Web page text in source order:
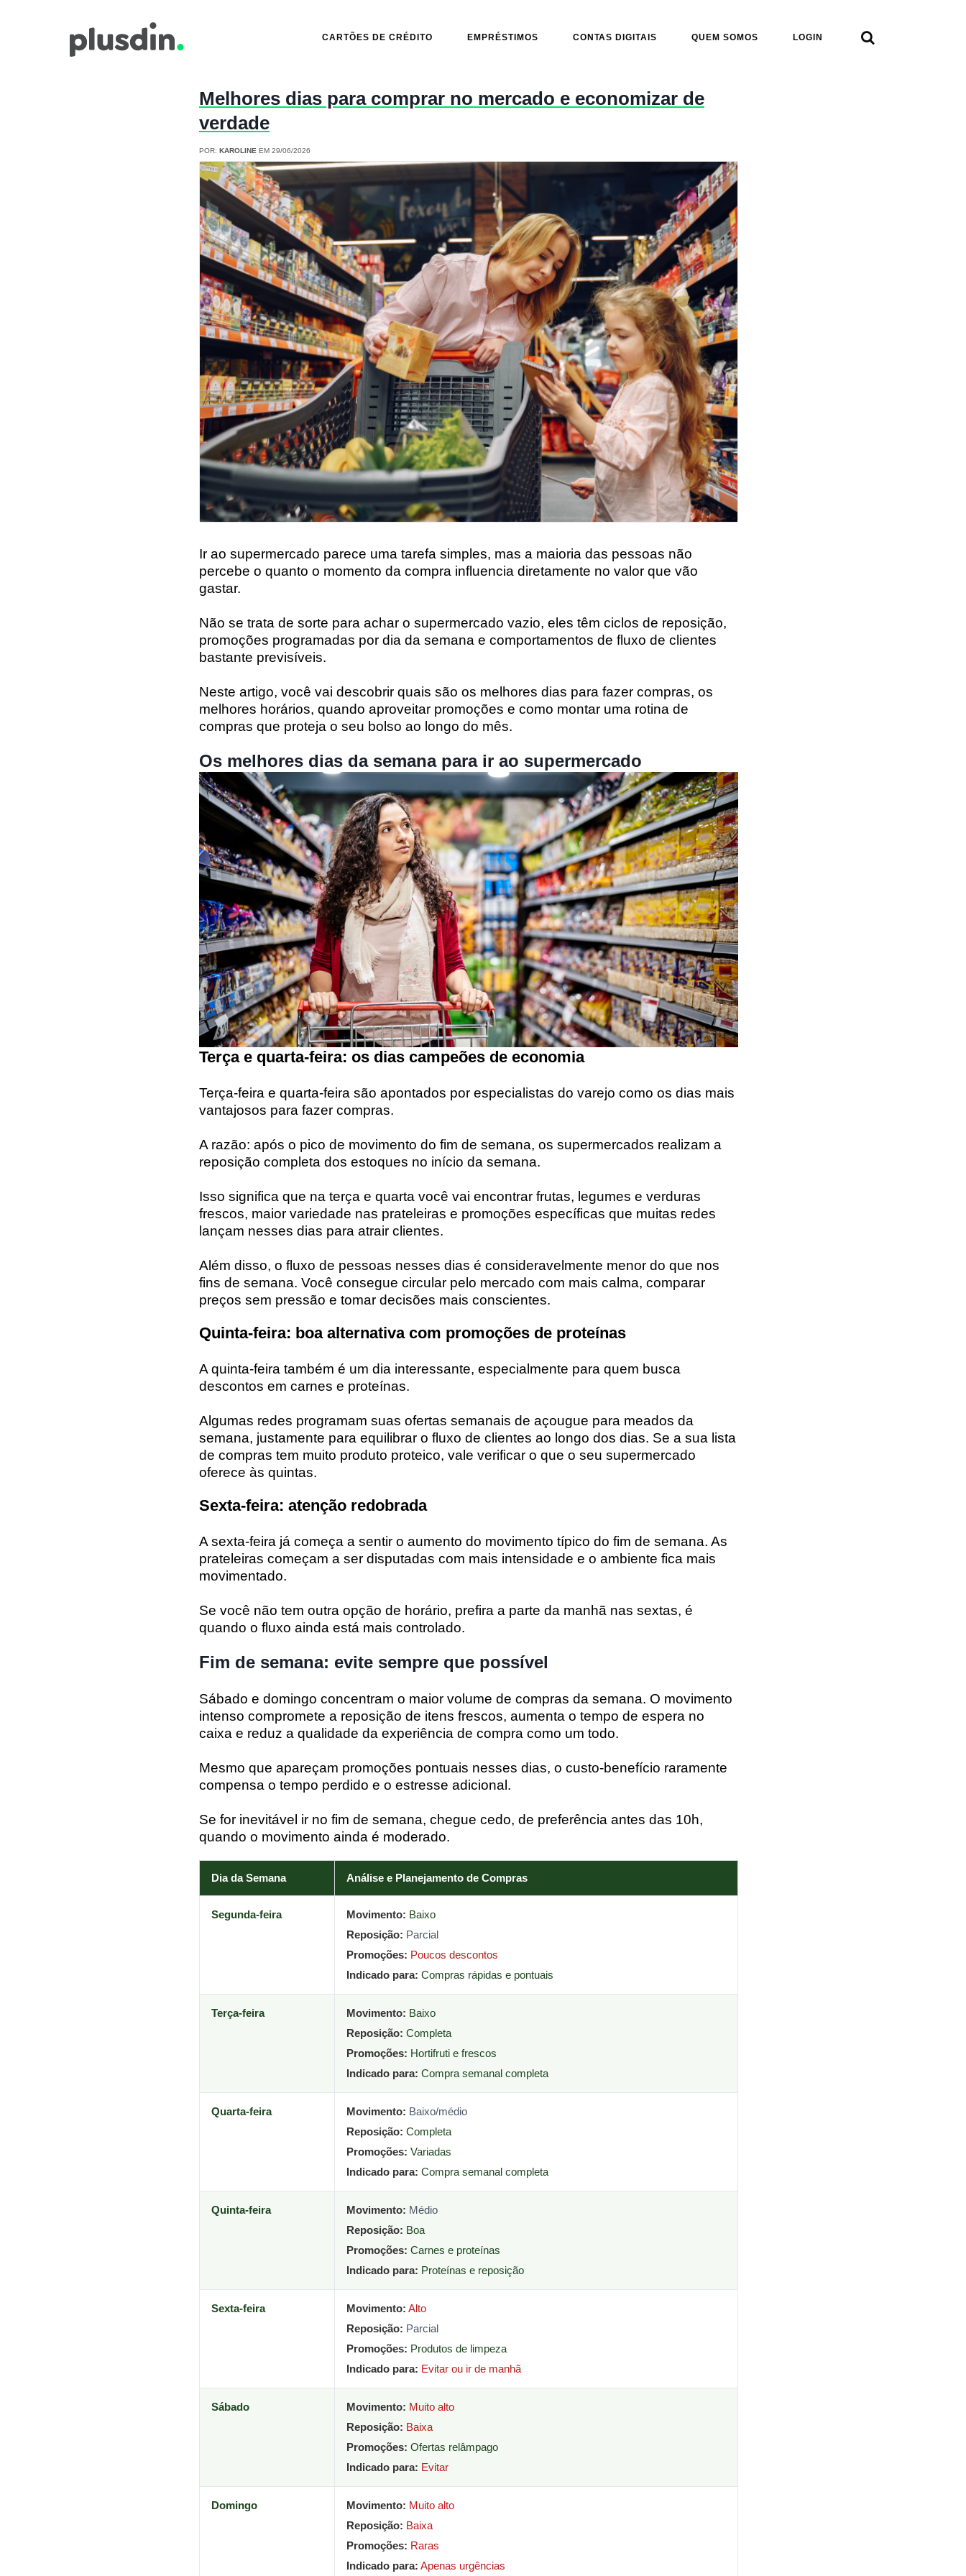
CARTÕES DE CRÉDITO EMPRÉSTIMOS CONTAS DIGITAIS QUEM SOMOS LOGIN 
Melhores dias para comprar no mercado e economizar de
verdade
POR: KAROLINE EM 29/06/2026
Ir ao supermercado parece uma tarefa simples, mas a maioria das pessoas não
percebe o quanto o momento da compra influencia diretamente no valor que vão
gastar.
Não se trata de sorte para achar o supermercado vazio, eles têm ciclos de reposição,
promoções programadas por dia da semana e comportamentos de fluxo de clientes
bastante previsíveis.
Neste artigo, você vai descobrir quais são os melhores dias para fazer compras, os
melhores horários, quando aproveitar promoções e como montar uma rotina de
compras que proteja o seu bolso ao longo do mês.
Os melhores dias da semana para ir ao supermercado
Terça e quarta-feira: os dias campeões de economia
Terça-feira e quarta-feira são apontados por especialistas do varejo como os dias mais
vantajosos para fazer compras.
A razão: após o pico de movimento do fim de semana, os supermercados realizam a
reposição completa dos estoques no início da semana.
Isso significa que na terça e quarta você vai encontrar frutas, legumes e verduras
frescos, maior variedade nas prateleiras e promoções específicas que muitas redes
lançam nesses dias para atrair clientes.
Além disso, o fluxo de pessoas nesses dias é consideravelmente menor do que nos
fins de semana. Você consegue circular pelo mercado com mais calma, comparar
preços sem pressão e tomar decisões mais conscientes.
Quinta-feira: boa alternativa com promoções de proteínas
A quinta-feira também é um dia interessante, especialmente para quem busca
descontos em carnes e proteínas.
Algumas redes programam suas ofertas semanais de açougue para meados da
semana, justamente para equilibrar o fluxo de clientes ao longo dos dias. Se a sua lista
de compras tem muito produto proteico, vale verificar o que o seu supermercado
oferece às quintas.
Sexta-feira: atenção redobrada
A sexta-feira já começa a sentir o aumento do movimento típico do fim de semana. As
prateleiras começam a ser disputadas com mais intensidade e o ambiente fica mais
movimentado.
Se você não tem outra opção de horário, prefira a parte da manhã nas sextas, é
quando o fluxo ainda está mais controlado.
Fim de semana: evite sempre que possível
Sábado e domingo concentram o maior volume de compras da semana. O movimento
intenso compromete a reposição de itens frescos, aumenta o tempo de espera no
caixa e reduz a qualidade da experiência de compra como um todo.
Mesmo que apareçam promoções pontuais nesses dias, o custo-benefício raramente
compensa o tempo perdido e o estresse adicional.
Se for inevitável ir no fim de semana, chegue cedo, de preferência antes das 10h,
quando o movimento ainda é moderado.
Dia da Semana Análise e Planejamento de Compras
Segunda-feira Movimento: Baixo
Reposição: Parcial
Promoções: Poucos descontos
Indicado para: Compras rápidas e pontuais
Terça-feira Movimento: Baixo
Reposição: Completa
Promoções: Hortifruti e frescos
Indicado para: Compra semanal completa
Quarta-feira Movimento: Baixo/médio
Reposição: Completa
Promoções: Variadas
Indicado para: Compra semanal completa
Quinta-feira Movimento: Médio
Reposição: Boa
Promoções: Carnes e proteínas
Indicado para: Proteínas e reposição
Sexta-feira Movimento: Alto
Reposição: Parcial
Promoções: Produtos de limpeza
Indicado para: Evitar ou ir de manhã
Sábado Movimento: Muito alto
Reposição: Baixa
Promoções: Ofertas relâmpago
Indicado para: Evitar
Domingo Movimento: Muito alto
Reposição: Baixa
Promoções: Raras
Indicado para: Apenas urgências